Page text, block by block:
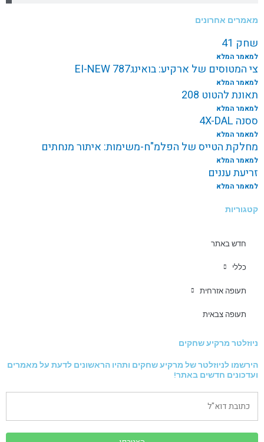
מאמרים אחרונים
שחק 41
למאמר המלא
צי המטוסים של ארקיע: בואינג787 EI-NEW
למאמר המלא
תאונת להטוט 208
למאמר המלא
ססנה 4X-DAL
למאמר המלא
מחלקת הטייס של הפלמ"ח-משימות: איתור מנחתים
למאמר המלא
זריעת עננים
למאמר המלא
קטגוריות
חדש באתר
כללי
תעופה אזרחית
תעופה צבאית
ניוזלטר מרקיע שחקים
הירשמו לניוזלטר של מרקיע שחקים ותהיו הראשונים לדעת על מאמרים
ועדכונים חדשים באתר!